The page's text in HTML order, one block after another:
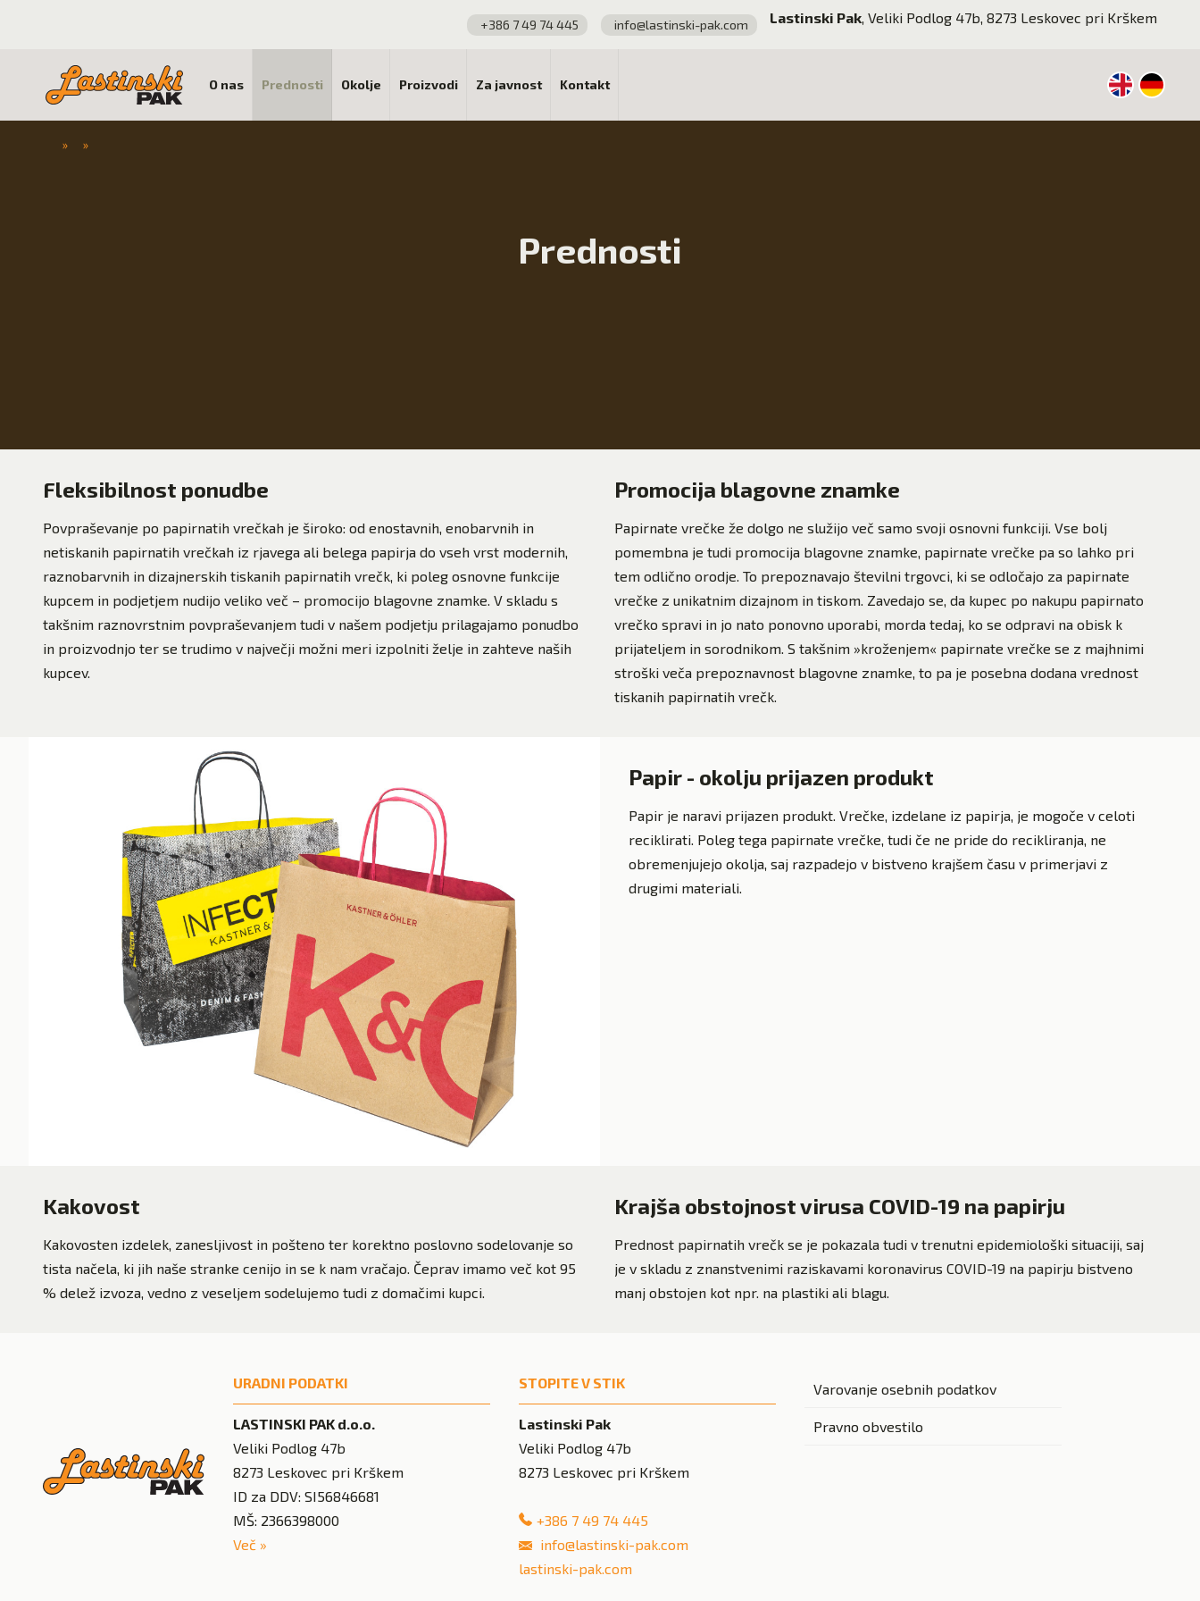
+386 7 49 74 445 info@lastinski-pak.com Lastinski Pak, Veliki Podlog 47b, 8273 Leskovec pri Krškem
O nas Prednosti Okolje Proizvodi Za javnost Kontakt
» »
Prednosti
Fleksibilnost ponudbe
Povpraševanje po papirnatih vrečkah je široko: od enostavnih, enobarvnih in
netiskanih papirnatih vrečkah iz rjavega ali belega papirja do vseh vrst modernih,
raznobarvnih in dizajnerskih tiskanih papirnatih vrečk, ki poleg osnovne funkcije
kupcem in podjetjem nudijo veliko več – promocijo blagovne znamke. V skladu s
takšnim raznovrstnim povpraševanjem tudi v našem podjetju prilagajamo ponudbo
in proizvodnjo ter se trudimo v največji možni meri izpolniti želje in zahteve naših
kupcev.
Promocija blagovne znamke
Papirnate vrečke že dolgo ne služijo več samo svoji osnovni funkciji. Vse bolj
pomembna je tudi promocija blagovne znamke, papirnate vrečke pa so lahko pri
tem odlično orodje. To prepoznavajo številni trgovci, ki se odločajo za papirnate
vrečke z unikatnim dizajnom in tiskom. Zavedajo se, da kupec po nakupu papirnato
vrečko spravi in jo nato ponovno uporabi, morda tedaj, ko se odpravi na obisk k
prijateljem in sorodnikom. S takšnim »kroženjem« papirnate vrečke se z majhnimi
stroški veča prepoznavnost blagovne znamke, to pa je posebna dodana vrednost
tiskanih papirnatih vrečk.
Papir - okolju prijazen produkt
Papir je naravi prijazen produkt. Vrečke, izdelane iz papirja, je mogoče v celoti
reciklirati. Poleg tega papirnate vrečke, tudi če ne pride do recikliranja, ne
obremenjujejo okolja, saj razpadejo v bistveno krajšem času v primerjavi z
drugimi materiali.
Kakovost
Kakovosten izdelek, zanesljivost in pošteno ter korektno poslovno sodelovanje so
tista načela, ki jih naše stranke cenijo in se k nam vračajo. Čeprav imamo več kot 95
% delež izvoza, vedno z veseljem sodelujemo tudi z domačimi kupci.
Krajša obstojnost virusa COVID-19 na papirju
Prednost papirnatih vrečk se je pokazala tudi v trenutni epidemiološki situaciji, saj
je v skladu z znanstvenimi raziskavami koronavirus COVID-19 na papirju bistveno
manj obstojen kot npr. na plastiki ali blagu.
URADNI PODATKI
LASTINSKI PAK d.o.o.
Veliki Podlog 47b
8273 Leskovec pri Krškem
ID za DDV: SI56846681
MŠ: 2366398000
Več »
STOPITE V STIK
Lastinski Pak
Veliki Podlog 47b
8273 Leskovec pri Krškem
+386 7 49 74 445
info@lastinski-pak.com
lastinski-pak.com
Varovanje osebnih podatkov
Pravno obvestilo